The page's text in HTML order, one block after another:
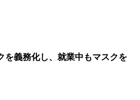
を義務化し、就業中もマスクを